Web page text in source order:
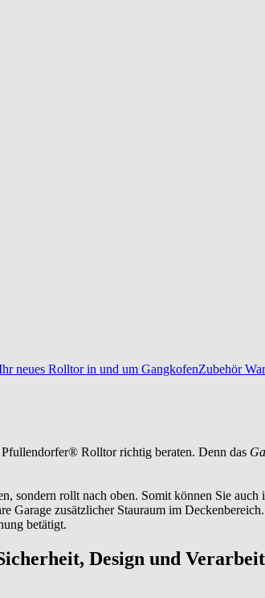
neues Rolltor in und um GangkofenZubehör
Rolltor richtig beraten. Denn das
sondern rollt nach oben. Somit können Sie auch
Garage zusätzlicher Stauraum im Deckenbereich.
betätigt.
Design und